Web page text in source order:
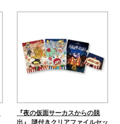
『夜の仮面サーカスからの脱
出』 謎付きクリアファイルセッ